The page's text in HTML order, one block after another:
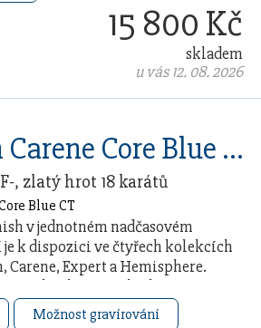
15 800 Kč
skladem
u vás 12. 08. 2026
Waterman Carene Core Blue CT
, zlatý hrot 18 karátů
v jednotném nadčasovém
k dispozici ve čtyřech kolekcích
Carene, Expert a Hemisphere.
140letého řemeslného …
Možnost gravírování